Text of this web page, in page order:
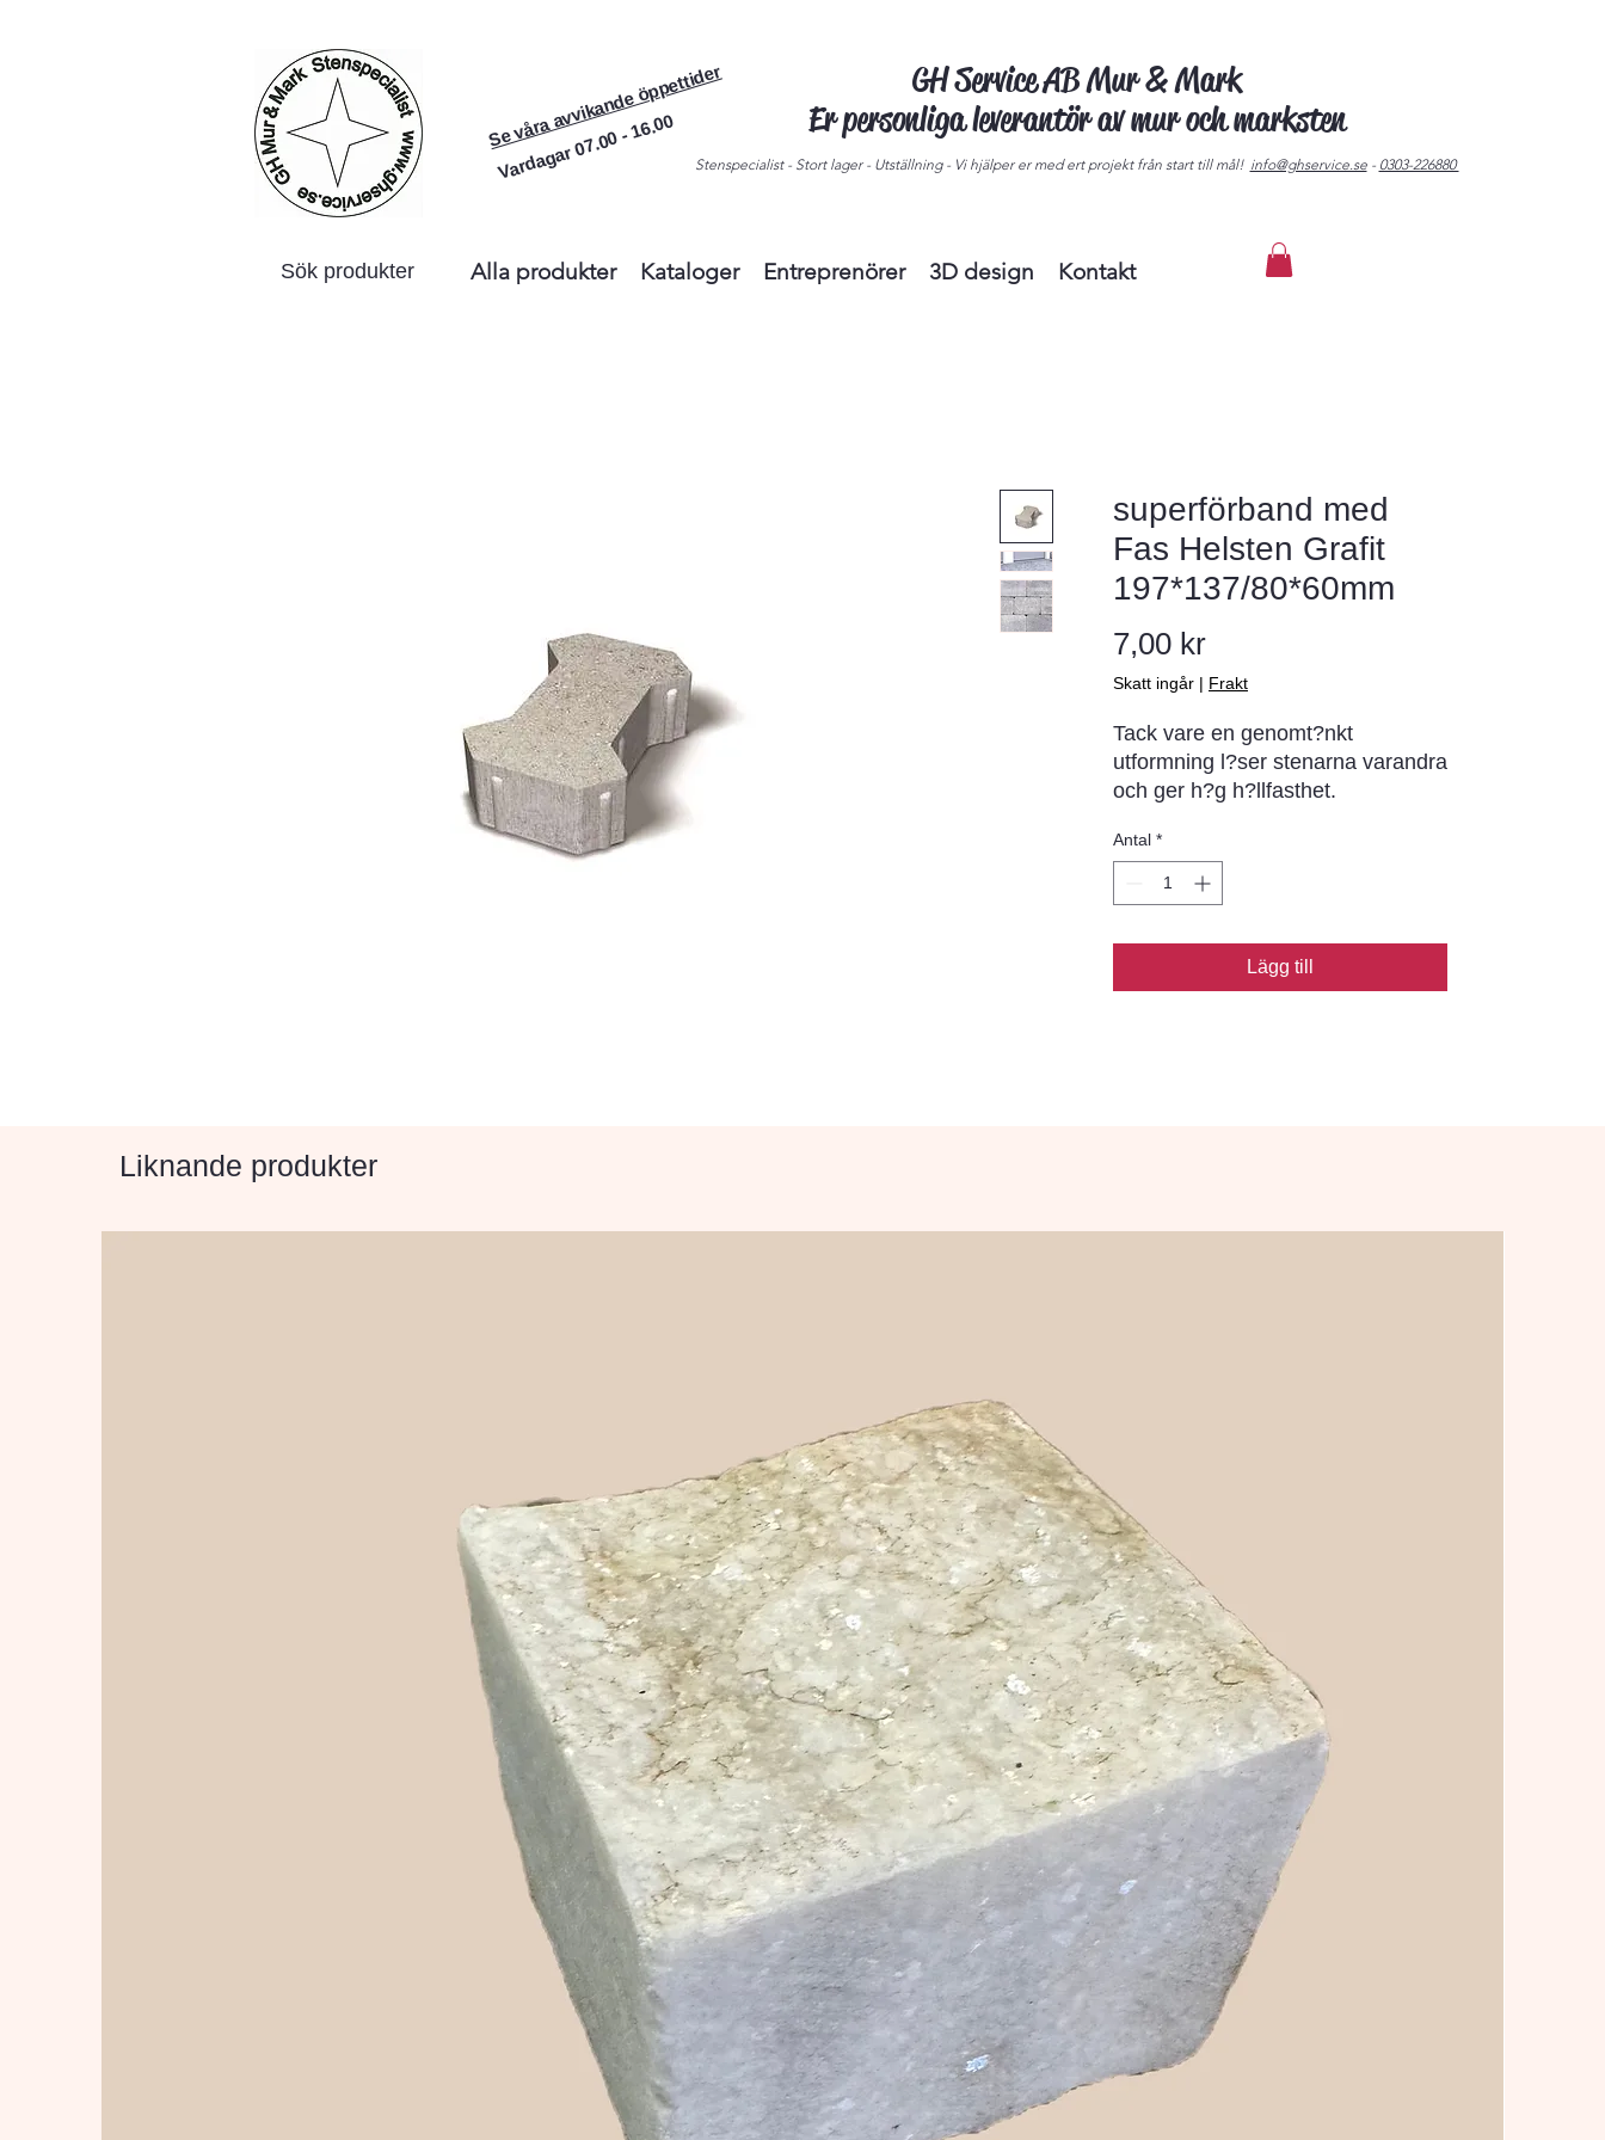
Se våra avvikande öppettider
Vardagar 07.00 - 16.00
GH Service AB Mur & Mark
Er personliga leverantör av mur och marksten
Stenspecialist - Stort lager - Utställning - Vi hjälper er med ert projekt från start till mål! info@ghservice.se- 0303-226880
Alla produkter Kataloger Entreprenörer 3D design Kontakt
Sök produkter
superförband med
Fas Helsten Grafit
197*137/80*60mm
7,00 krPris
Skatt ingår | Frakt
Tack vare en genomt?nkt
utformning l?ser stenarna varandra
och ger h?g h?llfasthet.
p? ytor som uts?tts f?r h?g
belastning. t ex biluppfarter och
parkeringar. Den funktionella l?
vridande krafter som till exempel
sv?ngande bild?ck. Stenen ?r
Antal *
Lägg till
Liknande produkter